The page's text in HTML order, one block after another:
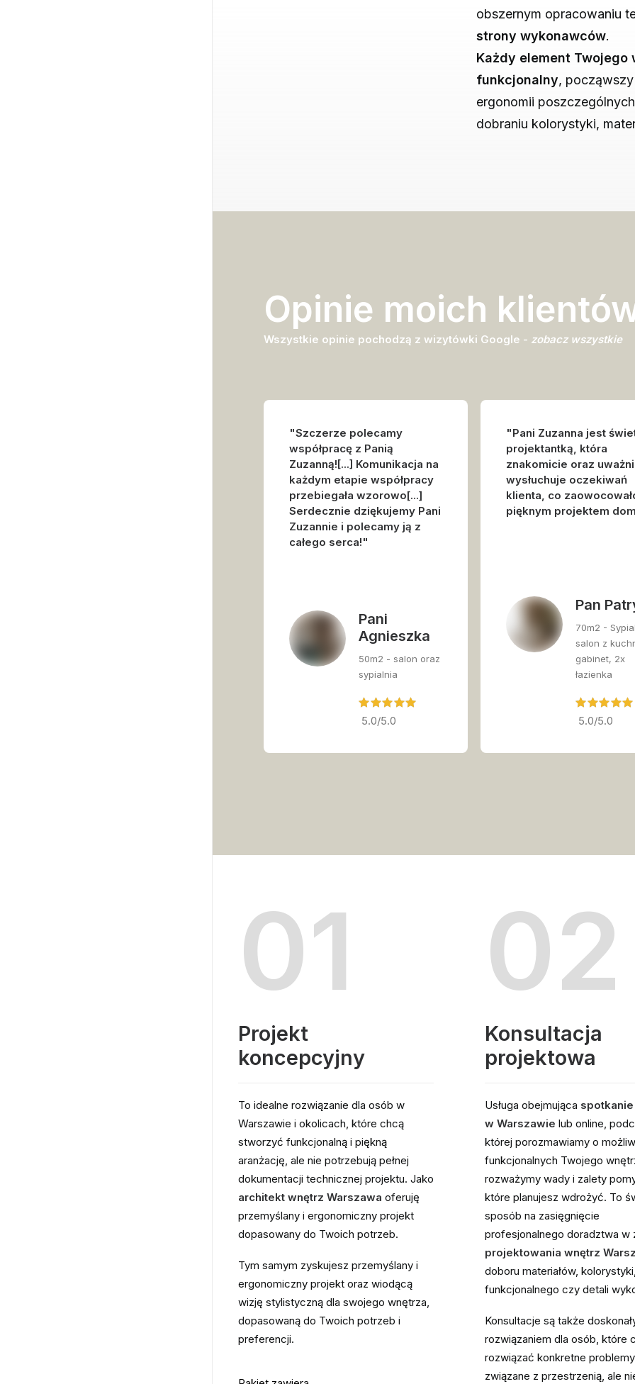
Home
Oferta
Portfolio
Publikacje
obszernym opracowaniu
strony wykonawców.
Każdy element Twojego
funkcjonalny,
ergonomii
dobraniu kolorystyki,
Opinie moich
Wszystkie opinie pochodzą z wizytówki Google - zobacz wszystkie
"Szczerze polecamy
współpracę z Panią
Zuzanną![...] Komunikacja na
każdym etapie współpracy
przebiegała wzorowo[...]
Serdecznie dziękujemy Pani
Zuzannie i polecamy ją z
całego serca!"
Pani
Agnieszka
50m2 - salon oraz
sypialnia
5.0/5.0
"Pani Zuzanna jest
projektantką, która
znakomicie oraz
wysłuchuje oczekiwań
klienta, co
pięknym projektem
Pan
70m2 -
salon z
gabinet, 2x
łazienka
5.0/5.0
01
Projekt
koncepcyjny
To idealne rozwiązanie dla osób w
Warszawie i okolicach, które chcą
stworzyć funkcjonalną i piękną
aranżację, ale nie potrzebują pełnej
dokumentacji technicznej projektu. Jako
architekt wnętrz Warszawa oferuję
przemyślany i ergonomiczny projekt
dopasowany do Twoich potrzeb.
Tym samym zyskujesz przemyślany i
ergonomiczny projekt oraz wiodącą
wizję stylistyczną dla swojego wnętrza,
dopasowaną do Twoich potrzeb i
preferencji.
02
Konsultacja
projektowa
Usługa obejmująca
w Warszawie lub online,
której porozmawiamy o
funkcjonalnych Twojego
rozważymy wady i zalety
które planujesz wdrożyć. To
sposób na zasięgnięcie
profesjonalnego doradztwa w
projektowania wnętrz
doboru materiałów,
funkcjonalnego czy detali
Konsultacje są także
rozwiązaniem dla osób, które
rozwiązać konkretne problemy
związane z przestrzenią, ale